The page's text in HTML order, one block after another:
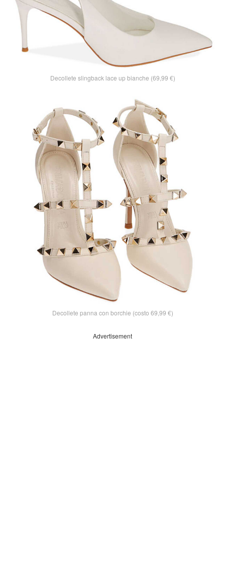
Decollete slingback lace up bianche (69,99 €)
Decollete panna con borchie (costo 69,99 €)
Advertisement